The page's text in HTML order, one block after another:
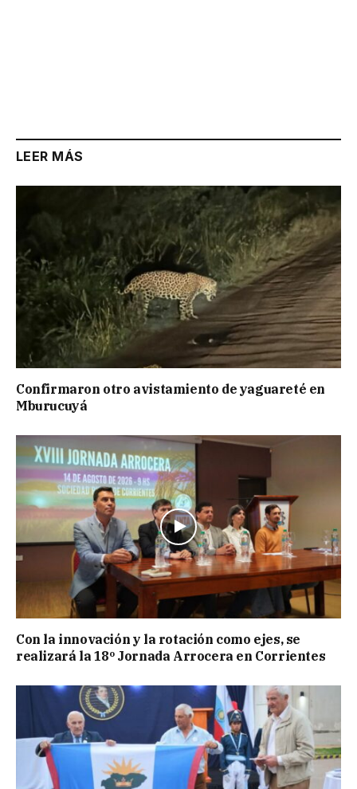
LEER MÁS
Confirmaron otro avistamiento de yaguareté en
Mburucuyá
Con la innovación y la rotación como ejes, se
realizará la 18º Jornada Arrocera en Corrientes